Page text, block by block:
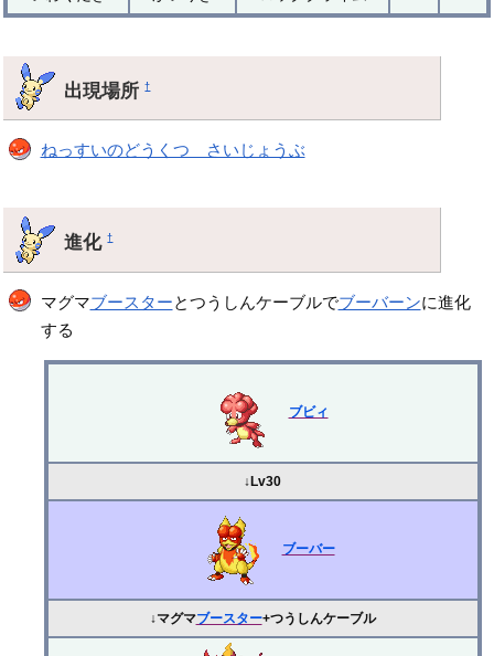
出現場所†
ねっすいのどうくつ さいじょうぶ
進化†
マグマブースターとつうしんケーブルでブーバーンに進化
する
ブビィ
↓Lv30
ブーバー
↓マグマブースター+つうしんケーブル